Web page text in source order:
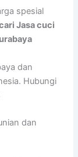
spesial
Jasa cuci
dan
Hubungi
dan